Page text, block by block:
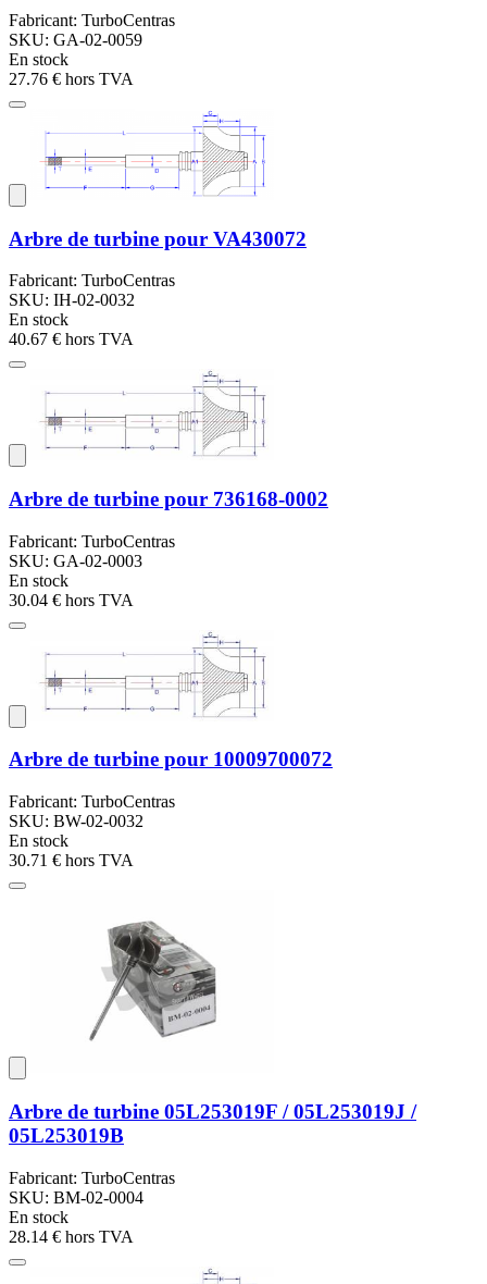
Fabricant: TurboCentras
SKU: GA-02-0059
En stock
27.76 € hors TVA
Arbre de turbine pour VA430072
Fabricant: TurboCentras
SKU: IH-02-0032
En stock
40.67 € hors TVA
Arbre de turbine pour 736168-0002
Fabricant: TurboCentras
SKU: GA-02-0003
En stock
30.04 € hors TVA
Arbre de turbine pour 10009700072
Fabricant: TurboCentras
SKU: BW-02-0032
En stock
30.71 € hors TVA
Arbre de turbine 05L253019F / 05L253019J /
05L253019B
Fabricant: TurboCentras
SKU: BM-02-0004
En stock
28.14 € hors TVA